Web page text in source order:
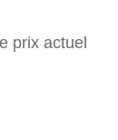
prix actuel